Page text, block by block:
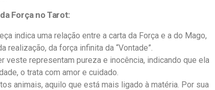
Força no Tarot:
indica uma relação entre a carta da Força e a do Mago,
realização, da força infinita da “Vontade”.
veste representam pureza e inocência, indicando que ela
o trata com amor e cuidado.
animais, aquilo que está mais ligado à matéria. Por sua